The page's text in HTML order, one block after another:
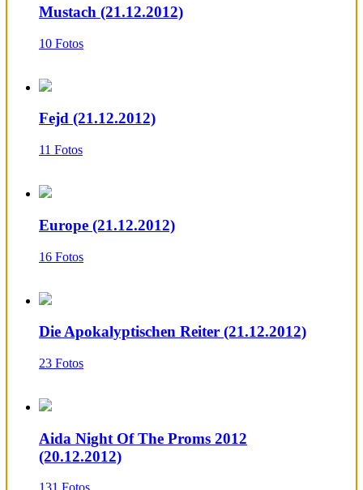
Mustach (21.12.2012)
10 Fotos
Fejd (21.12.2012)
11 Fotos
Europe (21.12.2012)
16 Fotos
Die Apokalyptischen Reiter (21.12.2012)
23 Fotos
Aida Night Of The Proms 2012
(20.12.2012)